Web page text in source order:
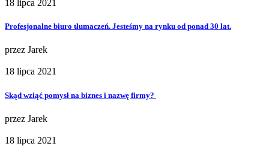
18 lipca 2021
Profesjonalne biuro tłumaczeń. Jesteśmy na rynku od ponad 30 lat.
przez Jarek
18 lipca 2021
Skąd wziąć pomysł na biznes i nazwę firmy?
przez Jarek
18 lipca 2021